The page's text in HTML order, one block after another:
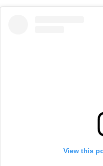
View this